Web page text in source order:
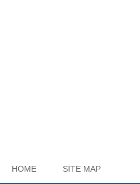
HOME SITE MAP